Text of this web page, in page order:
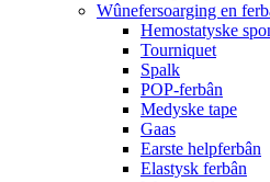
Wûnefersoarging en
Hemostatyske
Tourniquet
Spalk
POP-ferbân
Medyske tape
Gaas
Earste helpferbân
Elastysk ferbân